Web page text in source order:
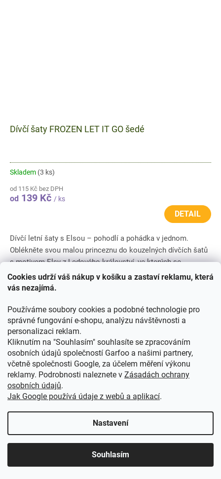
Cookies udrží váš nákup v košíku a zastaví reklamu, která
vás nezajímá.
Používáme soubory cookies a podobné technologie pro
správné fungování e-shopu, analýzu návštěvnosti a
personalizaci reklam.
Kliknutím na "Souhlasím" souhlasíte se zpracováním
osobních údajů společností Garfoo a našimi partnery,
včetně společnosti Google, za účelem měření výkonu
reklamy. Podrobnosti naleznete v Zásadách ochrany
osobních údajů.
Jak Google používá údaje z webů a aplikací.
Nastavení
Souhlasím
Dívčí šaty FROZEN LET IT GO šedé
Skladem (3 ks)
od 115 Kč bez DPH
od 139 Kč / ks
DETAIL
Dívčí letní šaty s Elsou – pohodlí a pohádka v jednom.
Oblékněte svou malou princeznu do kouzelných dívčích šatů
s motivem Elsy z Ledového království, ve kterých se
snadno...
104 110